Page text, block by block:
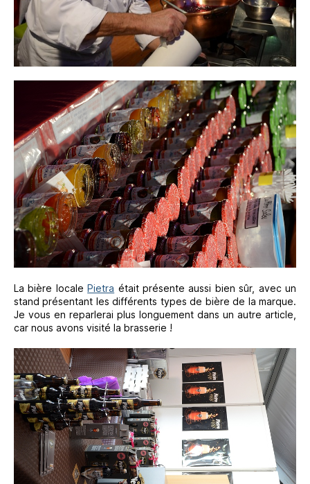
La bière localePietra était présente aussi bien sûr, avec un
stand présentant les différents types de bière de la marque.
Je vous en reparlerai plus longuement dans un autre article,
car nous avons visité la brasserie !